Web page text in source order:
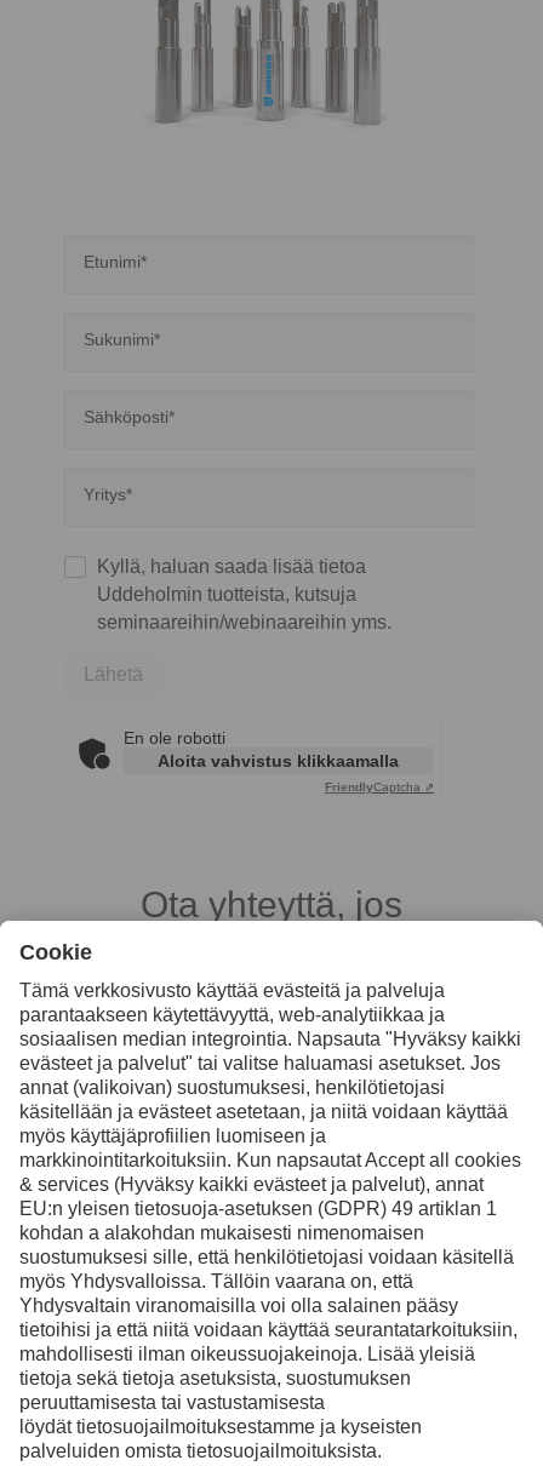
Etunimi*
Sukunimi*
Sähköposti*
Yritys*
Kyllä, haluan saada lisää tietoa
Uddeholmin tuotteista, kutsuja
seminaareihin/webinaareihin yms.
Lähetä
En ole robotti
Aloita vahvistus klikkaamalla
FriendlyCaptcha ⇗
Ota yhteyttä, jos
Ota yhteyttä
Facebook
Instagram